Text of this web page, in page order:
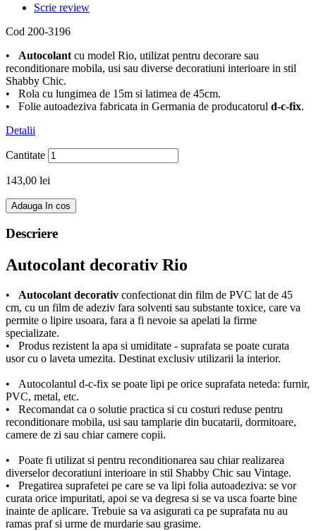
Scrie review
Cod 200-3196
• Autocolant cu model Rio, utilizat pentru decorare sau
reconditionare mobila, usi sau diverse decoratiuni interioare in stil
Shabby Chic.
• Rola cu lungimea de 15m si latimea de 45cm.
• Folie autoadeziva fabricata in Germania de producatorul d-c-fix.
Detalii
Cantitate
143,00 lei
Adauga In cos
Descriere
Autocolant decorativ Rio
• Autocolant decorativ confectionat din film de PVC lat de 45
cm, cu un film de adeziv fara solventi sau substante toxice, care va
permite o lipire usoara, fara a fi nevoie sa apelati la firme
specializate.
• Produs rezistent la apa si umiditate - suprafata se poate curata
usor cu o laveta umezita. Destinat exclusiv utilizarii la interior.
• Autocolantul d-c-fix se poate lipi pe orice suprafata neteda: furnir,
PVC, metal, etc.
• Recomandat ca o solutie practica si cu costuri reduse pentru
reconditionare mobila, usi sau tamplarie din bucatarii, dormitoare,
camere de zi sau chiar camere copii.
• Poate fi utilizat si pentru reconditionarea sau chiar realizarea
diverselor decoratiuni interioare in stil Shabby Chic sau Vintage.
• Pregatirea suprafetei pe care se va lipi folia autoadeziva: se vor
curata orice impuritati, apoi se va degresa si se va usca foarte bine
inainte de aplicare. Trebuie sa va asigurati ca pe suprafata nu au
ramas praf si urme de murdarie sau grasime.